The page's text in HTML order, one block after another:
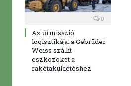
0
Az űrmisszió
logisztikája: a Gebrüder
Weiss szállít
eszközöket a
rakétaküldetéshez